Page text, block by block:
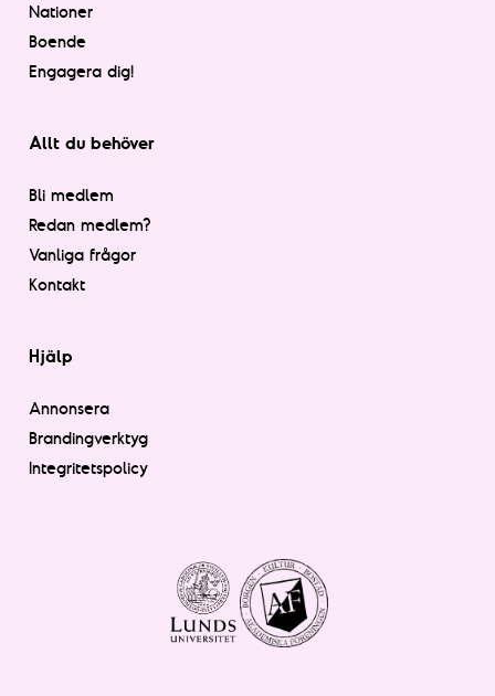
Nationer
Boende
Engagera dig!
Allt du behöver
Bli medlem
Redan medlem?
Vanliga frågor
Kontakt
Hjälp
Annonsera
Brandingverktyg
Integritetspolicy